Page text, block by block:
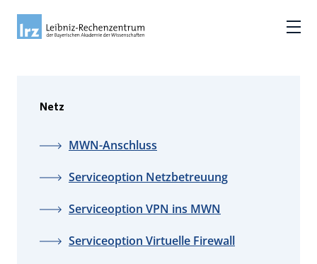
Netz
MWN-Anschluss
Serviceoption Netzbetreuung
Serviceoption VPN ins MWN
Serviceoption Virtuelle Firewall